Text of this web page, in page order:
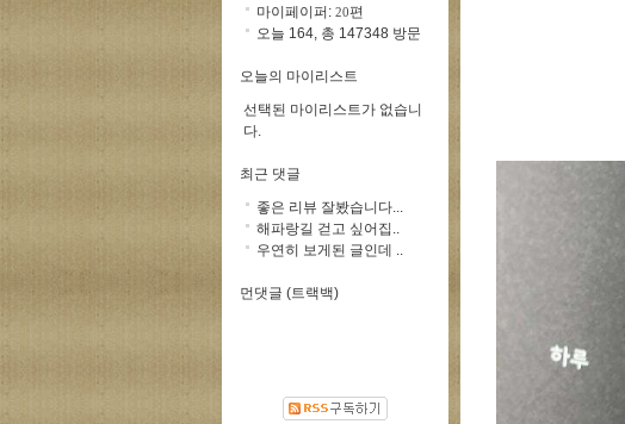
마이페이퍼: 20편
오늘 164, 총 147348 방문
오늘의 마이리스트
선택된 마이리스트가 없습니
다.
최근 댓글
좋은 리뷰 잘봤습니다...
해파랑길 걷고 싶어집..
우연히 보게된 글인데 ..
먼댓글 (트랙백)